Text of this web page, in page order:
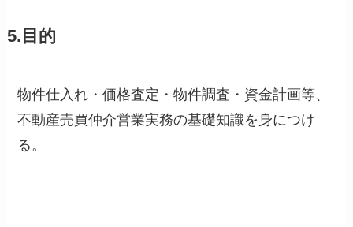
5.目的
物件仕入れ・価格査定・物件調査・資金計画等、
不動産売買仲介営業実務の基礎知識を身につけ
る。